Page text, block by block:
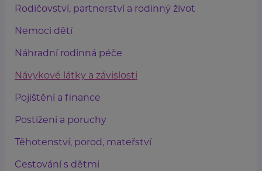
Rodičovství, partnerství a rodinný život
Nemoci dětí
Náhradní rodinná péče
Návykové látky a závislosti
Pojištění a finance
Postižení a poruchy
Těhotenství, porod, mateřství
Cestování s dětmi